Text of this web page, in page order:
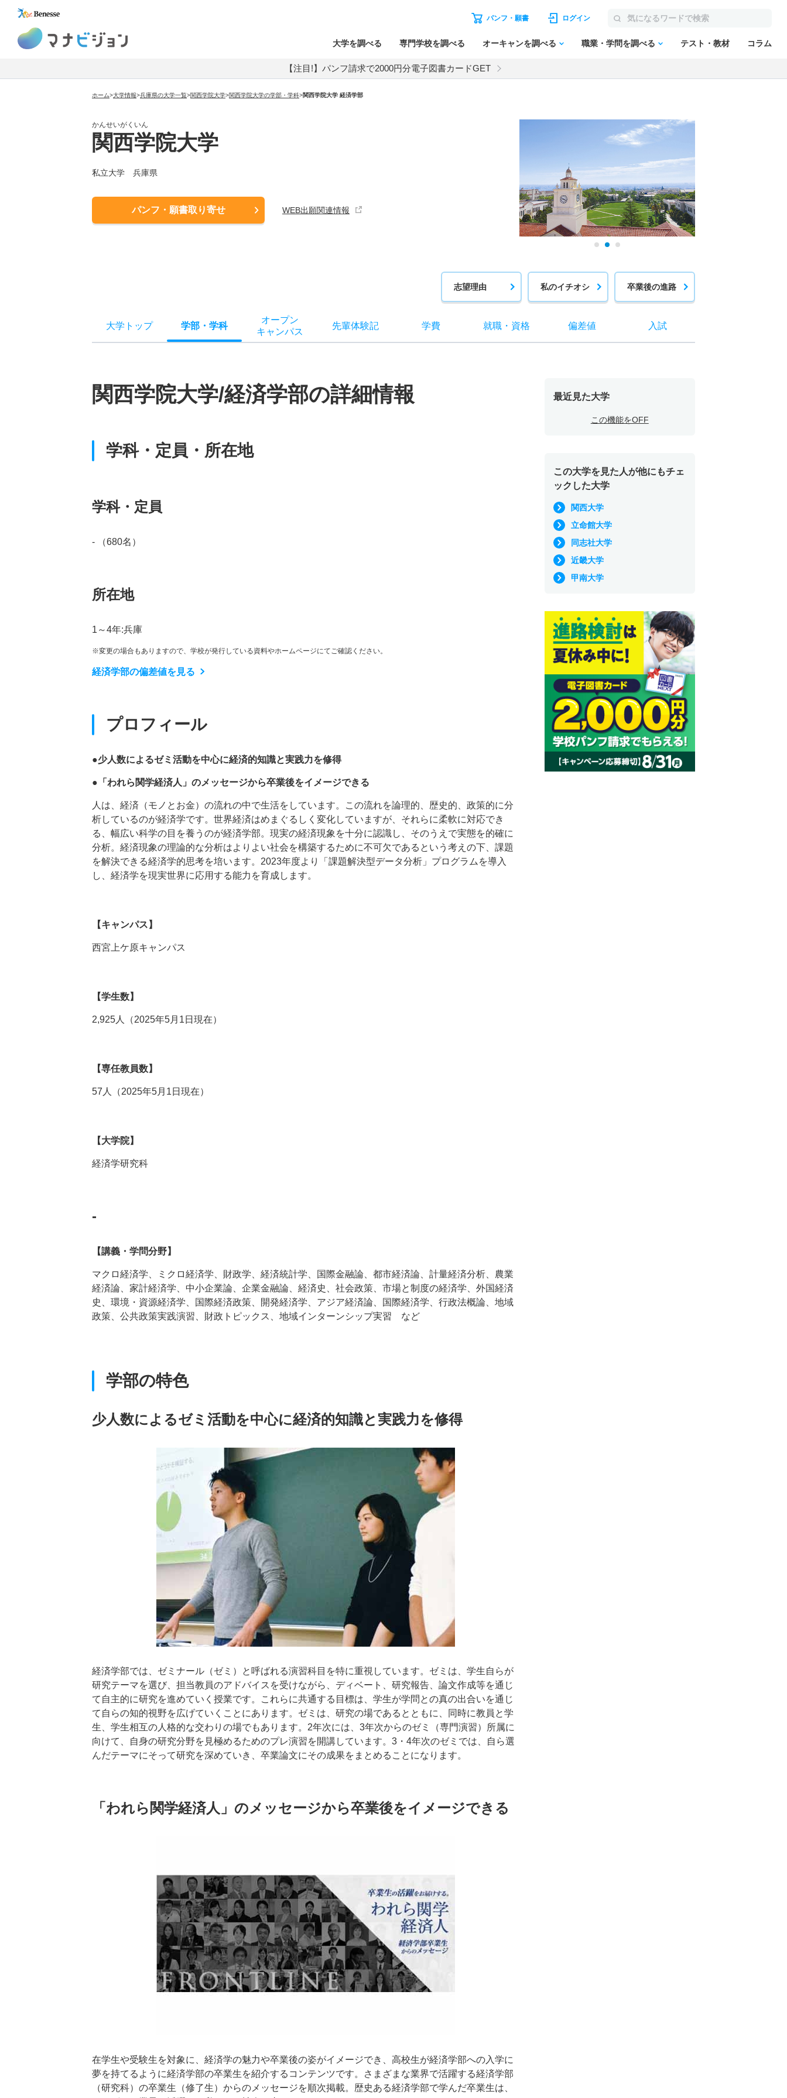
パンフ・願書 ログイン
大学を調べる 専門学校を調べる オーキャンを調べる 職業・学問を調べる テスト・教材 コラム
【注目!】パンフ請求で2000円分電子図書カードGET
ホーム>大学情報>兵庫県の大学一覧>関西学院大学>関西学院大学の学部・学科>関西学院大学 経済学部
かんせいがくいん
関西学院大学
私立大学 兵庫県
パンフ・願書取り寄せ WEB出願関連情報
志望理由 私のイチオシ 卒業後の進路
大学トップ 学部 ・ 学科
オープン
キャンパス
先輩体験記 学費 就職・ 資格 偏差値 入試
関西学院大学/経済学部の詳細情報
学科・定員・所在地
学科・定員
- （680名）
所在地
1～4年:兵庫
※変更の場合もありますので、学校が発行している資料やホームページにてご確認ください。
経済学部の偏差値を見る
プロフィール
●少人数によるゼミ活動を中心に経済的知識と実践力を修得
●「われら関学経済人」のメッセージから卒業後をイメージできる
人は、経済（モノとお金）の流れの中で生活をしています。この流れを論理的、歴史的、政策的に分
析しているのが経済学です。世界経済はめまぐるしく変化していますが、それらに柔軟に対応でき
る、幅広い科学の目を養うのが経済学部。現実の経済現象を十分に認識し、そのうえで実態を的確に
分析。経済現象の理論的な分析はよりよい社会を構築するために不可欠であるという考えの下、課題
を解決できる経済学的思考を培います。2023年度より「課題解決型データ分析」プログラムを導入
し、経済学を現実世界に応用する能力を育成します。
【キャンパス】
西宮上ケ原キャンパス
【学生数】
2,925人（2025年5月1日現在）
【専任教員数】
57人（2025年5月1日現在）
【大学院】
経済学研究科
-
【講義・学問分野】
マクロ経済学、ミクロ経済学、財政学、経済統計学、国際金融論、都市経済論、計量経済分析、農業
経済論、家計経済学、中小企業論、企業金融論、経済史、社会政策、市場と制度の経済学、外国経済
史、環境・資源経済学、国際経済政策、開発経済学、アジア経済論、国際経済学、行政法概論、地域
政策、公共政策実践演習、財政トピックス、地域インターンシップ実習 など
学部の特色
少人数によるゼミ活動を中心に経済的知識と実践力を修得
経済学部では、ゼミナール（ゼミ）と呼ばれる演習科目を特に重視しています。ゼミは、学生自らが
研究テーマを選び、担当教員のアドバイスを受けながら、ディベート、研究報告、論文作成等を通じ
て自主的に研究を進めていく授業です。これらに共通する目標は、学生が学問との真の出合いを通じ
て自らの知的視野を広げていくことにあります。ゼミは、研究の場であるとともに、同時に教員と学
生、学生相互の人格的な交わりの場でもあります。2年次には、3年次からのゼミ（専門演習）所属に
向けて、自身の研究分野を見極めるためのプレ演習を開講しています。3・4年次のゼミでは、自ら選
んだテーマにそって研究を深めていき、卒業論文にその成果をまとめることになります。
「われら関学経済人」のメッセージから卒業後をイメージできる
在学生や受験生を対象に、経済学の魅力や卒業後の姿がイメージでき、高校生が経済学部への入学に
夢を持てるように経済学部の卒業生を紹介するコンテンツです。さまざまな業界で活躍する経済学部
（研究科）の卒業生（修了生）からのメッセージを順次掲載。歴史ある経済学部で学んだ卒業生は、
最近見た大学
この機能をOFF
この大学を見た人が他にもチェ
ックした大学
関西大学
立命館大学
同志社大学
近畿大学
甲南大学